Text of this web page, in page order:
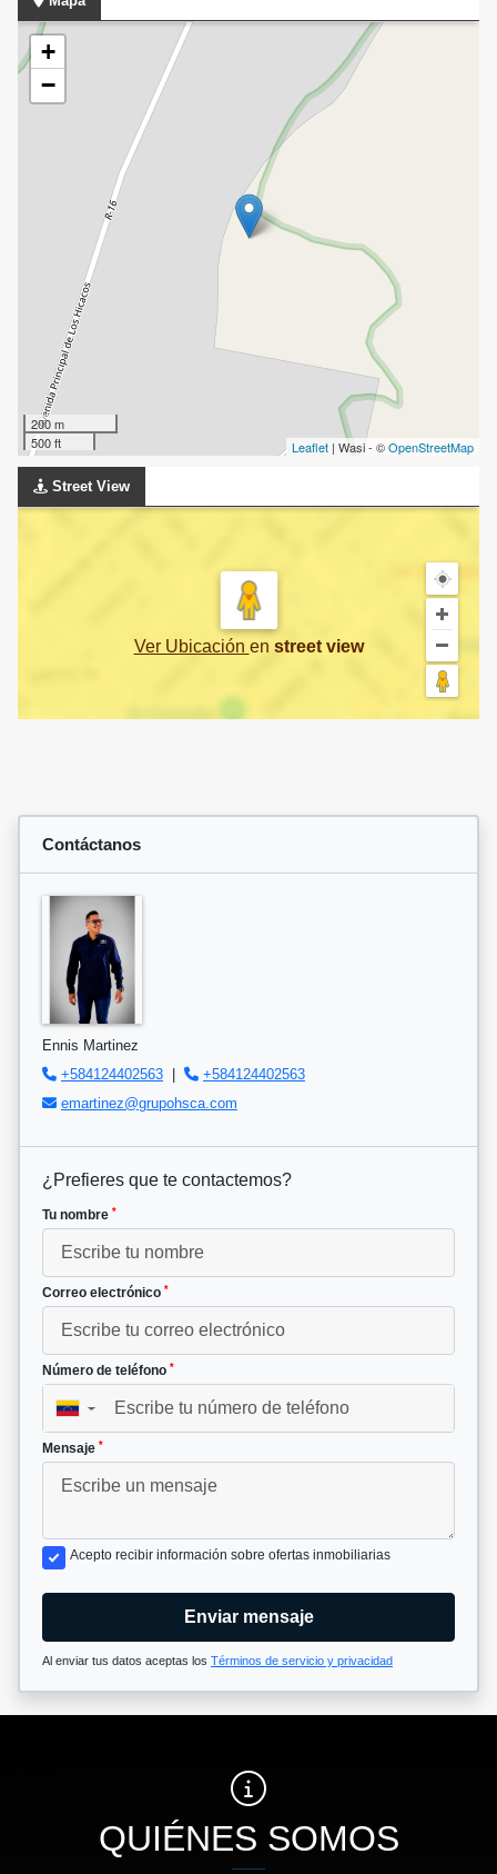
+
−
200 m
500 ft
Leaflet | Wasi - ©OpenStreetMap
Street View
Ver Ubicación en street view
Contáctanos
Ennis Martinez
+584124402563
+584124402563
emartinez@grupohsca.com
¿Prefieres que te contactemos?
Tu nombre *
Correo electrónico *
Número de teléfono *
▼
Mensaje *
Acepto recibir información sobre ofertas inmobiliarias
Enviar mensaje
Al enviar tus datos aceptas los Términos de servicio y privacidad
QUIÉNES SOMOS